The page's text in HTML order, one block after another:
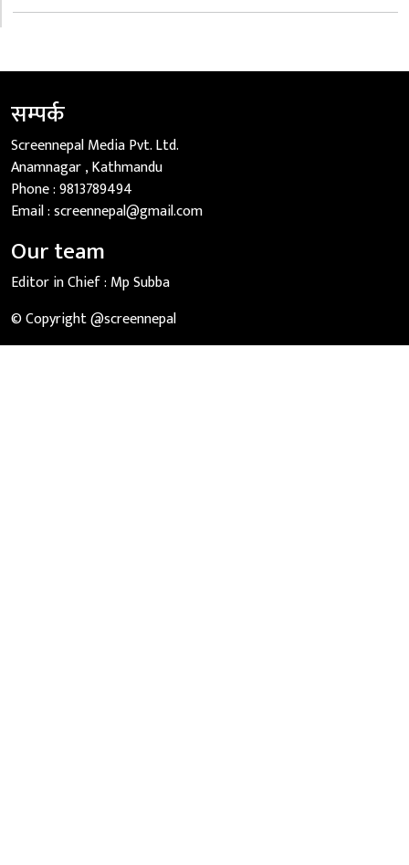
सम्पर्क
Screennepal Media Pvt. Ltd.
Anamnagar , Kathmandu
Phone :9813789494
Email :screennepal@gmail.com
Our team
Editor in Chief : Mp Subba
© Copyright @screennepal